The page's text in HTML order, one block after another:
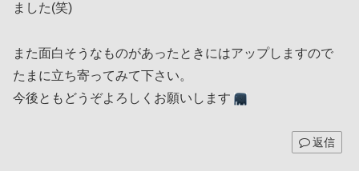
ました(笑)
また面白そうなものがあったときにはアップしますので
たまに立ち寄ってみて下さい。
今後ともどうぞよろしくお願いします
返信